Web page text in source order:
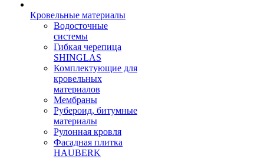
Кровельные материалы
Водосточные
системы
Гибкая черепица
SHINGLAS
Комплектующие для
кровельных
материалов
Мембраны
Рубероид, битумные
материалы
Рулонная кровля
Фасадная плитка
HAUBERK